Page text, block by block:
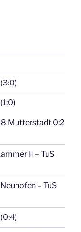
Mutterstadt 0:2
II – TuS
– TuS